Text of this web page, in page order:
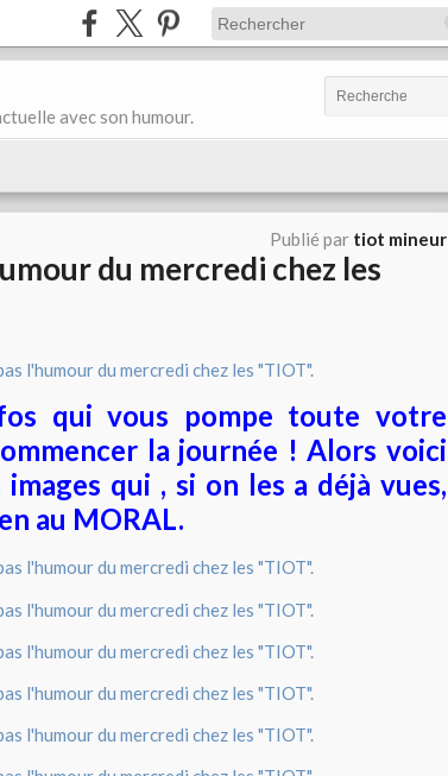
avec son humour.
Publié par tiot mineur
du mercredi chez les
qui vous pompe toute votre
la journée ! Alors voici
qui , si on les a déjà vues,
au MORAL.